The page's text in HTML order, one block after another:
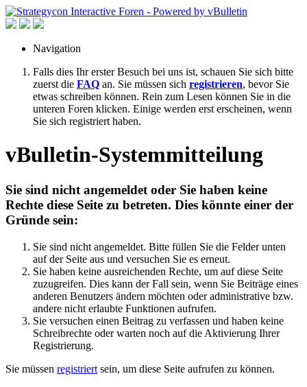
Navigation
Falls dies Ihr erster Besuch bei uns ist, schauen Sie sich bitte
zuerst die FAQ an. Sie müssen sich registrieren, bevor Sie
etwas schreiben können. Rein zum Lesen können Sie in die
unteren Foren klicken. Einige werden erst erscheinen, wenn
Sie sich registriert haben.
vBulletin-Systemmitteilung
Sie sind nicht angemeldet oder Sie haben keine
Rechte diese Seite zu betreten. Dies könnte einer der
Gründe sein:
Sie sind nicht angemeldet. Bitte füllen Sie die Felder unten
auf der Seite aus und versuchen Sie es erneut.
Sie haben keine ausreichenden Rechte, um auf diese Seite
zuzugreifen. Dies kann der Fall sein, wenn Sie Beiträge eines
anderen Benutzers ändern möchten oder administrative bzw.
andere nicht erlaubte Funktionen aufrufen.
Sie versuchen einen Beitrag zu verfassen und haben keine
Schreibrechte oder warten noch auf die Aktivierung Ihrer
Registrierung.
Sie müssen registriert sein, um diese Seite aufrufen zu können.